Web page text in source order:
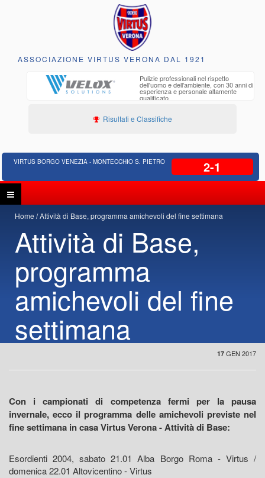
ASSOCIAZIONE VIRTUS VERONA DAL 1921
Pulizie professionali nel rispetto
dell'uomo e dell'ambiente, con 30 anni di
esperienza e personale altamente
qualificato
Risultati e Classifiche
VIRTUS BORGO VENEZIA - MONTECCHIO S. PIETRO 2-1
Home Attività di Base, programma amichevoli del fine settimana
Attività di Base,
programma
amichevoli del fine
settimana
17 GEN 2017
Con i campionati di competenza fermi per la pausa
invernale, ecco il programma delle amichevoli previste nel
fine settimana in casa Virtus Verona - Attività di Base:
Esordienti 2004, sabato 21.01 Alba Borgo Roma - Virtus /
domenica 22.01 Altovicentino - Virtus